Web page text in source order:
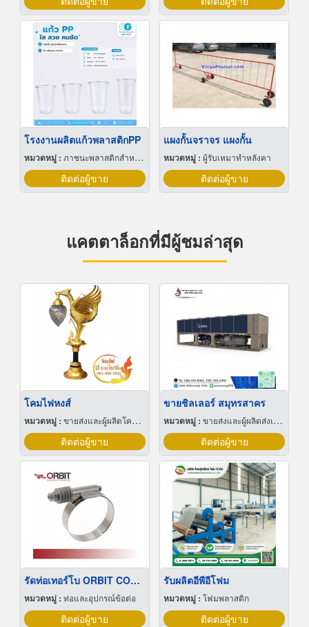
โรงงานผลิตแก้วพลาสติกPP
หมวดหมู่ : ภาชนะพลาสติกสำหรับบรรจุ
ติดต่อผู้ขาย
แผงกั้นจราจร แผงกั้น
หมวดหมู่ : ผู้รับเหมาทำหลังคา
ติดต่อผู้ขาย
แคตตาล็อกที่มีผู้ชมล่าสุด
โคมไฟหงส์
หมวดหมู่ : ขายส่งและผู้ผลิตโคมไฟ
ติดต่อผู้ขาย
ขายชิลเลอร์ สมุทรสาคร
หมวดหมู่ : ขายส่งและผู้ผลิตส่งเครื่องทำความเย็น
ติดต่อผู้ขาย
รัดท่อเทอร์โบ ORBIT CONSTANT TENSION
หมวดหมู่ : ท่อและอุปกรณ์ข้อต่อ
ติดต่อผู้ขาย
รับผลิตอีพีอีโฟม
หมวดหมู่ : โฟมพลาสติก
ติดต่อผู้ขาย